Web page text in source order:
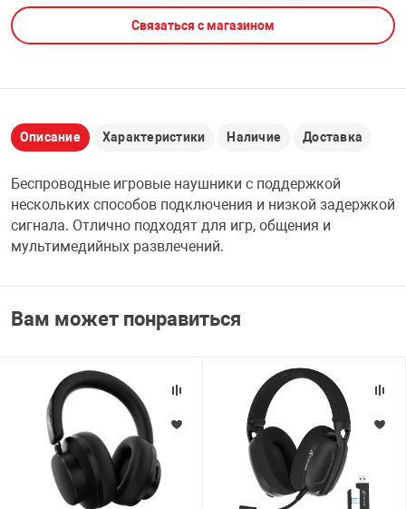
PCI АДАПТЕРЫ
USB
НАБОР ДЛЯ
CD-DVD ДИСКИ
ЛЕНТА ДЛЯ
ДОМА
ТЕХНИКА
Связаться с магазином
Описание Характеристики Наличие Доставка
Беспроводные игровые наушники с поддержкой
нескольких способов подключения и низкой задержкой
сигнала. Отлично подходят для игр, общения и
мультимедийных развлечений.
Вам может понравиться